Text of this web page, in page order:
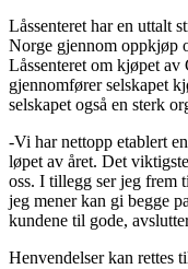
Låssenteret har en uttalt
Norge gjennom oppkjøp
Låssenteret om kjøpet
gjennomfører selskapet
selskapet også en sterk
-Vi har nettopp etablert
løpet av året. Det
oss. I tillegg ser jeg frem
jeg mener kan gi begge
kundene til gode,
Henvendelser kan rettes